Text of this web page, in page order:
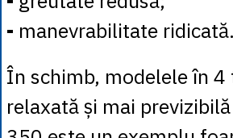
- manevrabilitate ridicată.
În schimb, modelele în
relaxată și mai